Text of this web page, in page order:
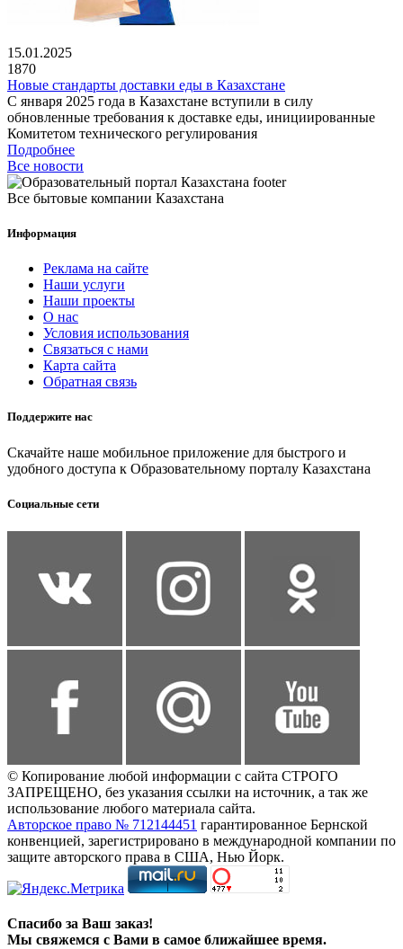
15.01.2025
1870
Новые стандарты доставки еды в Казахстане
С января 2025 года в Казахстане вступили в силу
обновленные требования к доставке еды, инициированные
Комитетом технического регулирования
Подробнее
Все новости
Все бытовые компании Казахстана
Информация
Реклама на сайте
Наши услуги
Наши проекты
О нас
Условия использования
Связаться с нами
Карта сайта
Обратная связь
Поддержите нас
Скачайте наше мобильное приложение для быстрого и
удобного доступа к Образовательному порталу Казахстана
Социальные сети
© Копирование любой информации с сайта СТРОГО
ЗАПРЕЩЕНО, без указания ссылки на источник, а так же
использование любого материала сайта.
Авторское право № 712144451 гарантированное Бернской
конвенцией, зарегистрировано в международной компании по
защите авторского права в США, Нью Йорк.
Спасибо за Ваш заказ!
Мы свяжемся с Вами в самое ближайшее время.